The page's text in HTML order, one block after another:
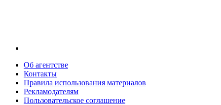
Об агентстве
Контакты
Правила использования материалов
Рекламодателям
Пользовательское соглашение